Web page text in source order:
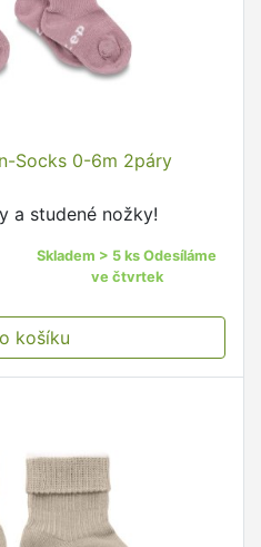
Socks 0-6m 2páry
a studené nožky!
Skladem > 5 ks Odesíláme
ve čtvrtek
košíku